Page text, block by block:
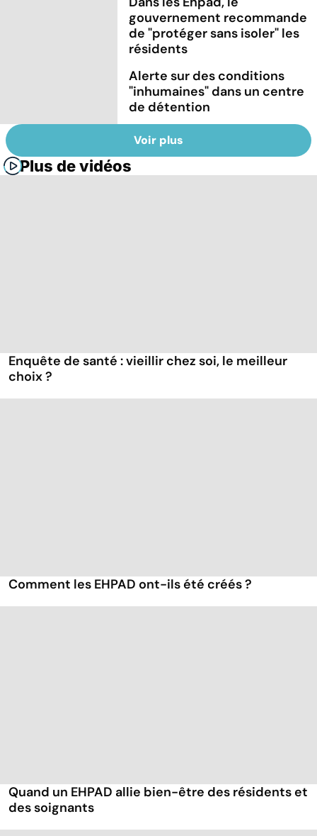
gouvernement recommande
de "protéger sans isoler" les
résidents
Alerte sur des conditions
"inhumaines" dans un centre
de détention
Voir plus
Plus de vidéos
Enquête de santé : vieillir chez soi, le meilleur
choix ?
Comment les EHPAD ont-ils été créés ?
Quand un EHPAD allie bien-être des résidents et
des soignants